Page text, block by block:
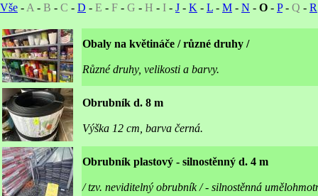
Vše - A - B - C - D - E - F - G - H - I - J - K - L - M - N - O - P- Q - R
Obaly na květináče / různé druhy /
Různé druhy, velikosti a barvy.
Obrubník d. 8 m
Výška 12 cm, barva černá.
Obrubník plastový - silnostěnný d. 4 m
/ tzv. neviditelný obrubník / - silnostěnná